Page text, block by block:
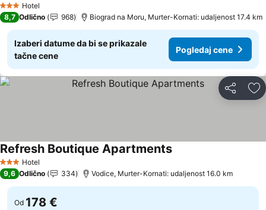
3 Zvezdice
Hotel
8,7 Odlično 968 Biograd na Moru, Murter-Kornati: udaljenost 17.4 km
Izaberi datume da bi se prikazale
tačne cene
Pogledaj cene
Deli
3 Zvezdice
Hotel
Refresh Boutique ApartmentsPogledaj cene
9,6 Odlično 334 Vodice, Murter-Kornati: udaljenost 16.0 km
Od 178 €